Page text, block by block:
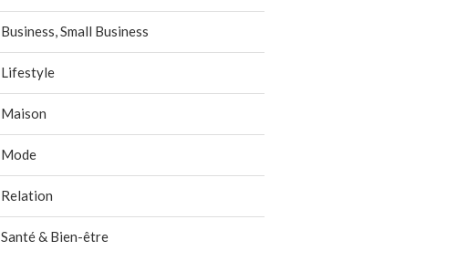
Business, Small Business
Lifestyle
Maison
Mode
Relation
Santé & Bien-être